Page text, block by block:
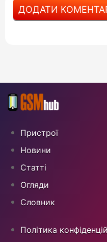
ДОДАТИ
Пристрої
Новини
Статті
Огляди
Cловник
Політика